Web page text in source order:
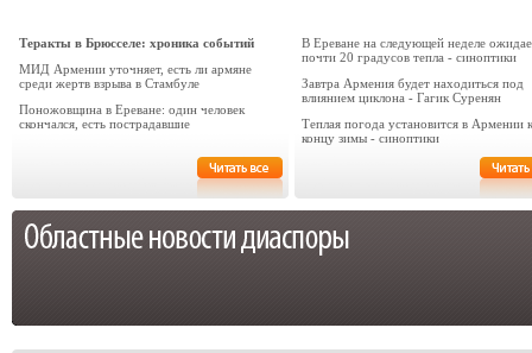
Теракты в Брюсселе: хроника событий
МИД Армении уточняет, есть ли армяне
среди жертв взрыва в Стамбуле
Поножовщина в Ереване: один человек
скончался, есть пострадавшие
В Ереване на следующей неделе
почти 20 градусов тепла - синоптики
Завтра Армения будет находиться под
влиянием циклона - Гагик Суренян
Теплая погода установится в Армении к
концу зимы - синоптики